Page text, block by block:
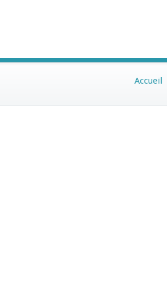
Accueil